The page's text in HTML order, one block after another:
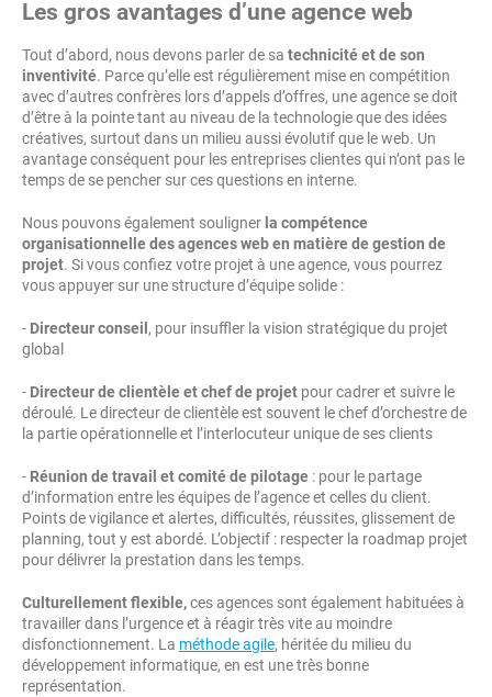
Les gros avantages d’une agence web
Tout d’abord, nous devons parler de sa technicité et de son
inventivité. Parce qu’elle est régulièrement mise en compétition
avec d’autres confrères lors d’appels d’offres, une agence se doit
d’être à la pointe tant au niveau de la technologie que des idées
créatives, surtout dans un milieu aussi évolutif que le web. Un
avantage conséquent pour les entreprises clientes qui n’ont pas le
temps de se pencher sur ces questions en interne.
Nous pouvons également souligner la compétence
organisationnelle des agences weben matière de gestion de
projet. Si vous confiez votre projet à une agence, vous pourrez
vous appuyer sur une structure d’équipe solide :
- Directeur conseil , pour insuffler la vision stratégique du projet
global
- Directeur de clientèle et chef de projet pour cadrer et suivre le
déroulé. Le directeur de clientèle est souvent le chef d’orchestre de
la partie opérationnelle et l’interlocuteur unique de ses clients
- Réunion de travail et comité de pilotage : pour le partage
d’information entre les équipes de l’agence et celles du client.
Points de vigilance et alertes, difficultés, réussites, glissement de
planning, tout y est abordé. L’objectif : respecter la roadmap projet
pour délivrer la prestation dans les temps.
Culturellement flexible,ces agences sont également habituées à
travailler dans l’urgence et à réagir très vite au moindre
disfonctionnement. La méthode agile, héritée du milieu du
développement informatique, en est une très bonne
représentation.